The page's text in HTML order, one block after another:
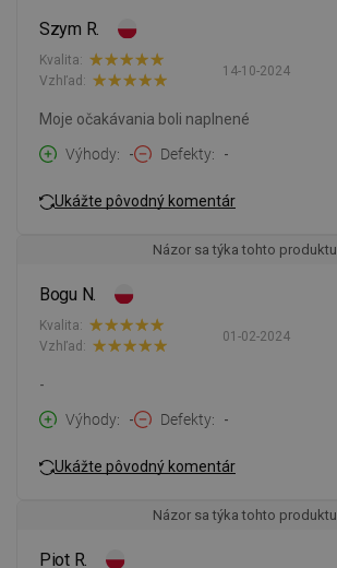
Szym R.
14-10-2024
Kvalita:
Vzhľad:
Moje očakávania boli naplnené
Výhody
- Defekty -
Ukážte pôvodný komentár
Názor sa týka tohto produktu
Bogu N.
01-02-2024
Kvalita:
Vzhľad:
-
Výhody
- Defekty -
Ukážte pôvodný komentár
Názor sa týka tohto produktu
Piot R.